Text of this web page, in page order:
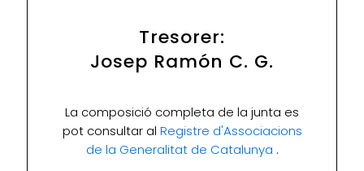
Tresorer:
Josep Ramón C. G.
La composició completa de la junta es
pot consultar al Registre d'Associacions
de la Generalitat de Catalunya .